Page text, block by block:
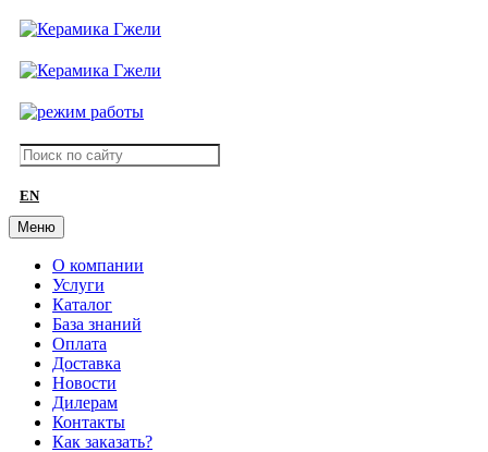
EN
Меню
О компании
Услуги
Каталог
База знаний
Оплата
Доставка
Новости
Дилерам
Контакты
Как заказать?